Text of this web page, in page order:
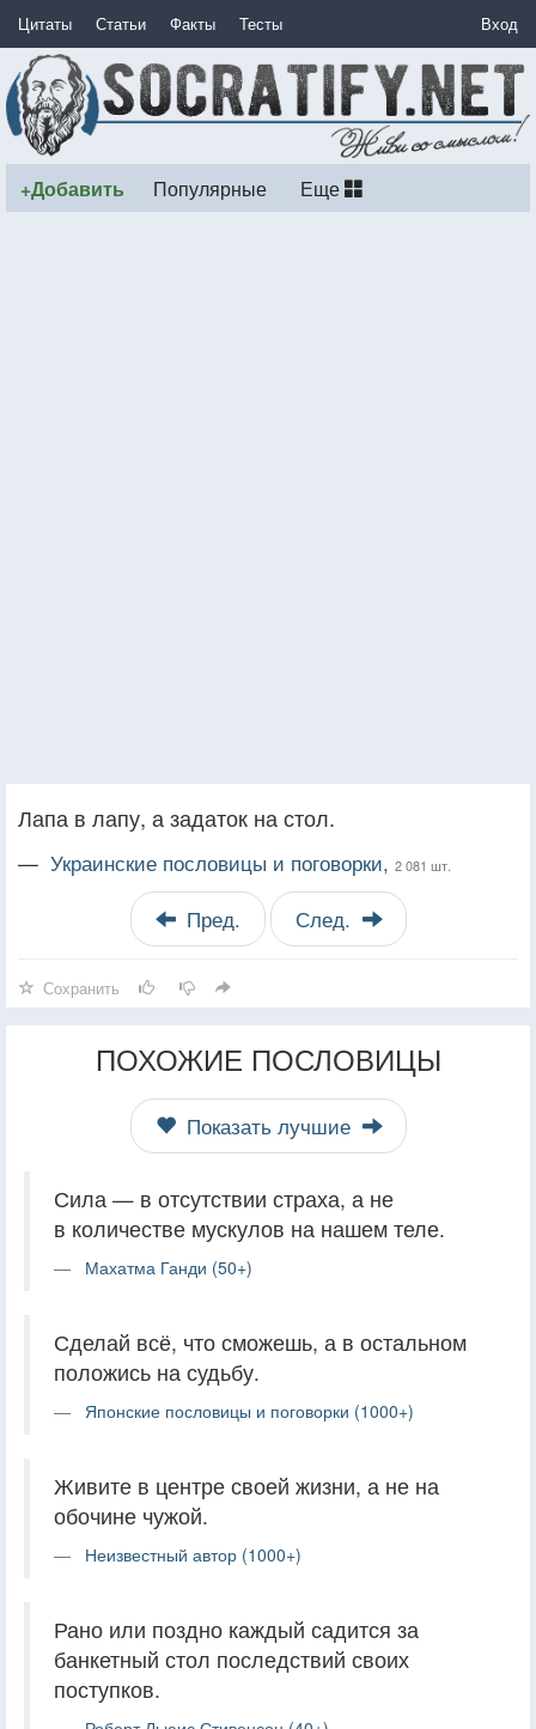
Цитаты Статьи Факты Тесты Вход
+Добавить Популярные Еще
Лапа в лапу, а задаток на стол.
— Украинские пословицы и поговорки, 2 081 шт.
Пред. След.
Сохранить
ПОХОЖИЕ ПОСЛОВИЦЫ
Показать лучшие
Сила — в отсутствии страха, а не
в количестве мускулов на нашем теле.
Махатма Ганди (50+)
Сделай всё, что сможешь, а в остальном
положись на судьбу.
Японские пословицы и поговорки (1000+)
Живите в центре своей жизни, а не на
обочине чужой.
Неизвестный автор (1000+)
Рано или поздно каждый садится за
банкетный стол последствий своих
поступков.